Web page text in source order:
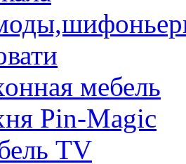
мебель
Pin-Magic
TV